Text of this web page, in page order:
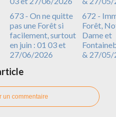
673 - On ne quitte
pas une Forêt si
facilement, surtout
en juin : 01 03 et
27/06/2026
672 -
Forêt,
Dame et
& 27/05/
un commentaire